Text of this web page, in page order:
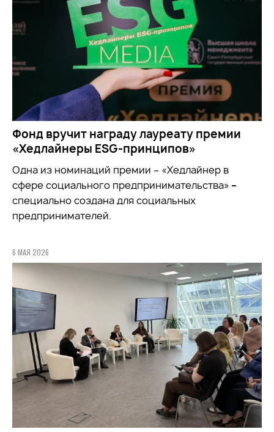
Фонд вручит награду лауреату премии
«Хедлайнеры ESG-принципов»
Одна из номинаций премии – «Хедлайнер в
сфере социального предпринимательства» –
специально создана для социальных
предпринимателей.
6 МАЯ 2026